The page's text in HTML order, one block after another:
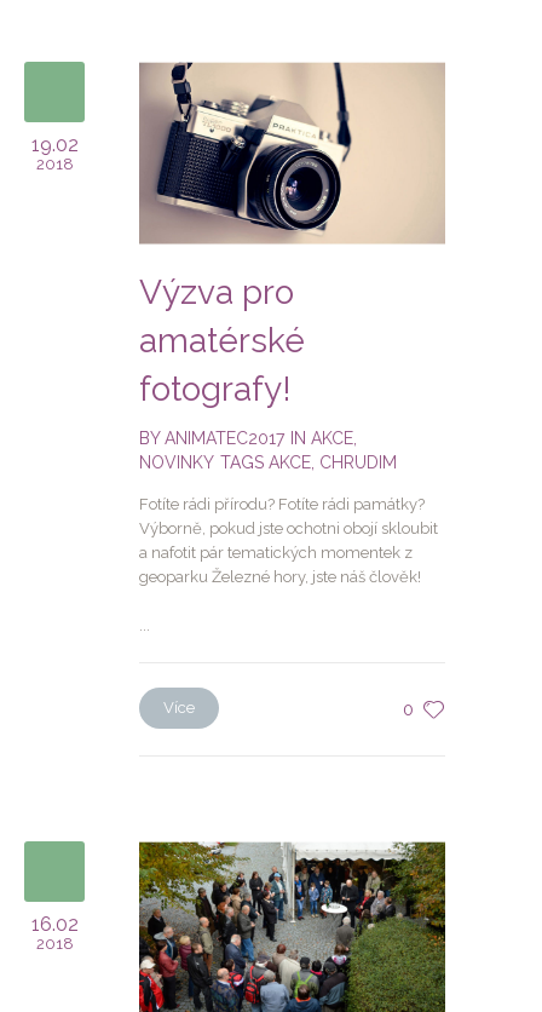
19.02
2018
Výzva pro
amatérské
fotografy!
BYANIMATEC2017 IN AKCE
NOVINKY TAGS AKCE CHRUDIM
Fotíte rádi přírodu? Fotíte rádi památky?
Výborně, pokud jste ochotni obojí skloubit
a nafotit pár tematických momentek z
geoparku Železné hory, jste náš člověk!
0
Více
16.02
2018